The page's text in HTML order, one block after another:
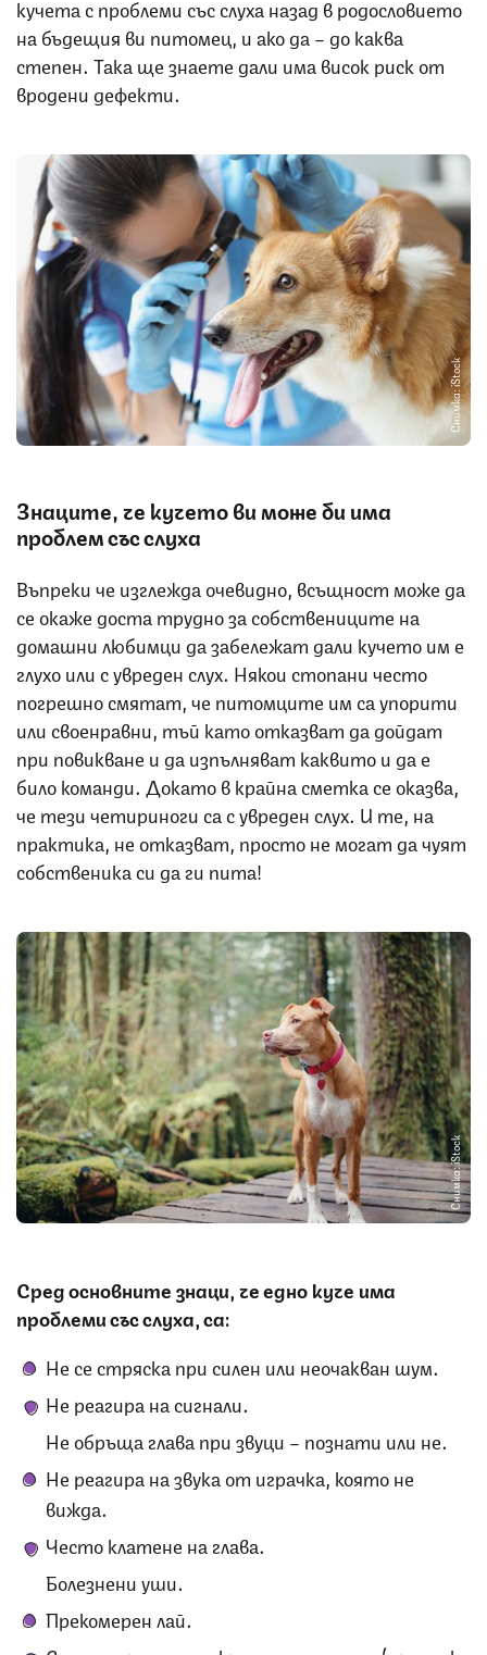
кучета с проблеми със слуха назад в родословието
на бъдещия ви питомец, и ако да – до каква
степен. Така ще знаете дали има висок риск от
вродени дефекти.
Снимка: iStock
Знаците, че кучето ви може би има
проблем със слуха
Въпреки че изглежда очевидно, всъщност може да
се окаже доста трудно за собствениците на
домашни любимци да забележат дали кучето им е
глухо или с увреден слух. Някои стопани често
погрешно смятат, че питомците им са упорити
или своенравни, тъй като отказват да дойдат
при повикване и да изпълняват каквито и да е
било команди. Докато в крайна сметка се оказва,
че тези четириноги са с увреден слух. И те, на
практика, не отказват, просто не могат да чуят
собственика си да ги пита!
Снимка: iStock
Сред основните знаци, че едно куче има
проблеми със слуха, са:
Не се стряска при силен или неочакван шум.
Не реагира на сигнали.
Не обръща глава при звуци – познати или не.
Не реагира на звука от играчка, която не
вижда.
Често клатене на глава.
Болезнени уши.
Прекомерен лай.